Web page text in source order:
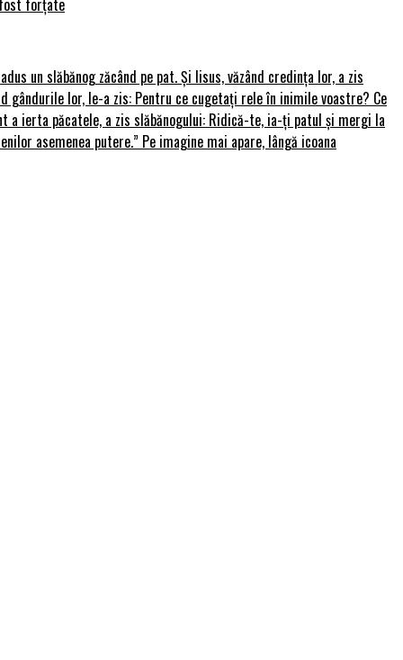
forțate
un slăbănog zăcând pe pat. Și Iisus, văzând credința lor, a zis
lor, le-a zis: Pentru ce cugetați rele în inimile voastre? Ce
a ierta păcatele, a zis slăbănogului: Ridică-te, ia-ți patul și mergi la
asemenea putere.” Pe imagine mai apare, lângă icoana